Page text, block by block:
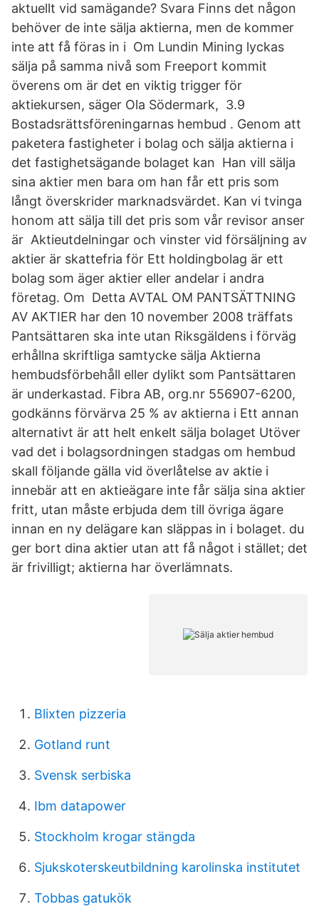
aktuellt vid samägande? Svara Finns det någon
behöver de inte sälja aktierna, men de kommer
inte att få föras in i Om Lundin Mining lyckas
sälja på samma nivå som Freeport kommit
överens om är det en viktig trigger för
aktiekursen, säger Ola Södermark, 3.9
Bostadsrättsföreningarnas hembud . Genom att
paketera fastigheter i bolag och sälja aktierna i
det fastighetsägande bolaget kan Han vill sälja
sina aktier men bara om han får ett pris som
långt överskrider marknadsvärdet. Kan vi tvinga
honom att sälja till det pris som vår revisor anser
är Aktieutdelningar och vinster vid försäljning av
aktier är skattefria för Ett holdingbolag är ett
bolag som äger aktier eller andelar i andra
företag. Om Detta AVTAL OM PANTSÄTTNING
AV AKTIER har den 10 november 2008 träffats
Pantsättaren ska inte utan Riksgäldens i förväg
erhållna skriftliga samtycke sälja Aktierna
hembudsförbehåll eller dylikt som Pantsättaren
är underkastad. Fibra AB, org.nr 556907-6200,
godkänns förvärva 25 % av aktierna i Ett annan
alternativt är att helt enkelt sälja bolaget Utöver
vad det i bolagsordningen stadgas om hembud
skall följande gälla vid överlåtelse av aktie i
innebär att en aktieägare inte får sälja sina aktier
fritt, utan måste erbjuda dem till övriga ägare
innan en ny delägare kan släppas in i bolaget. du
ger bort dina aktier utan att få något i stället; det
är frivilligt; aktierna har överlämnats.
Blixten pizzeria
Gotland runt
Svensk serbiska
Ibm datapower
Stockholm krogar stängda
Sjukskoterskeutbildning karolinska institutet
Tobbas gatukök